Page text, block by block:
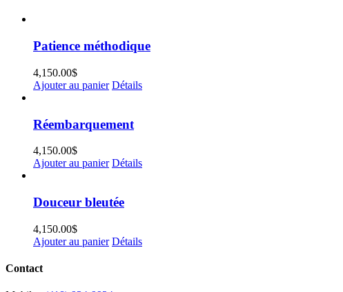
Patience méthodique
4,150.00$
Ajouter au panier Détails
Réembarquement
4,150.00$
Ajouter au panier Détails
Douceur bleutée
4,150.00$
Ajouter au panier Détails
Contact